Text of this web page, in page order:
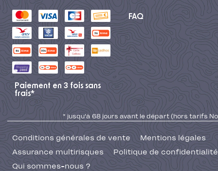
FAQ
Paiement en 3 fois sans
frais*
* jusqu'à 68 jours avant le départ (hors tarifs No
Conditions générales de vente
Mentions légales
Assurance multirisques
Politique de confidentialité
Qui sommes-nous ?